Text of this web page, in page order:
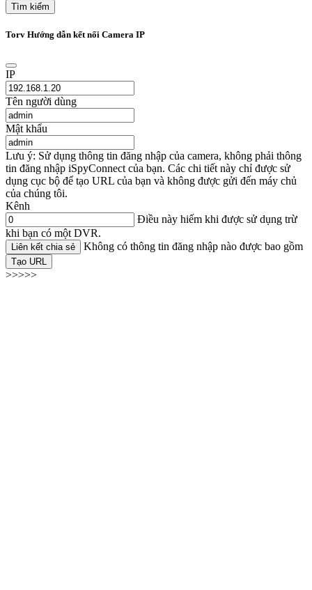
Tìm kiếm
Torv Hướng dẫn kết nối Camera IP
IP
Tên người dùng
Mật khẩu
Lưu ý: Sử dụng thông tin đăng nhập của camera, không phải thông
tin đăng nhập iSpyConnect của bạn. Các chi tiết này chỉ được sử
dụng cục bộ để tạo URL của bạn và không được gửi đến máy chủ
của chúng tôi.
Kênh
Điều này hiếm khi được sử dụng trừ
khi bạn có một DVR.
Liên kết chia sẻ Không có thông tin đăng nhập nào được bao gồm
Tạo URL
>>>>>